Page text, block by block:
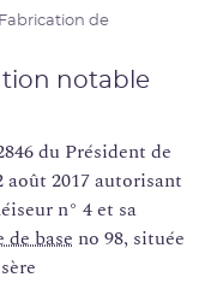
Fabrication de
notable
du Président de
août 2017 autorisant
n° 4 et sa
base no 98, située